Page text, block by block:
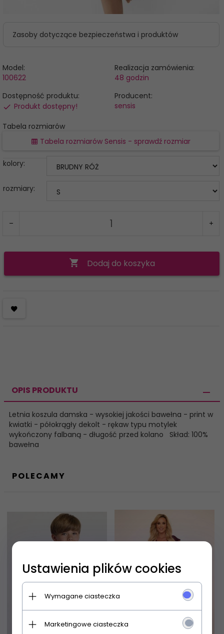
Zasoby dotyczące bezpieczeństwa i produktów
Model:
100622
Realizacja zamówienia:
48 godzin
Dostępność produktu:
Produkt dostępny!
Producent:
sensis
Tabela rozmiarów
Tabela rozmiarów Sensis - sprawdź rozmiar
kolory:
rozmiary:
Dodaj do koszyka
OPIS PRODUKTU
Letnia koszula damska - wysokiej jakości bawełna - print w
kwiatki - półokrągły dekolt - rękaw typu motylek
wykończony falbaną - długość przed kolano Skład: 100%
bawełna
POLECAMY
Ustawienia plików cookies
Wymagane ciasteczka
Marketingowe ciasteczka